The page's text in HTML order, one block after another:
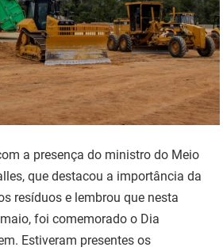
a presença do ministro do Meio
que destacou a importância da
resíduos e lembrou que nesta
foi comemorado o Dia
Estiveram presentes os